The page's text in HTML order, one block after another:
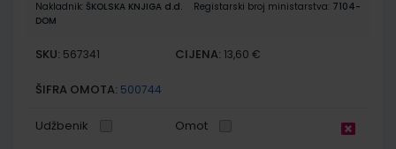
Nakladnik: ŠKOLSKA KNJIGA d.d. Registarski broj ministarstva: 7104-
DOM
SKU: 567341 CIJENA: 13,60 €
ŠIFRA OMOTA: 500744
Udžbenik Omot